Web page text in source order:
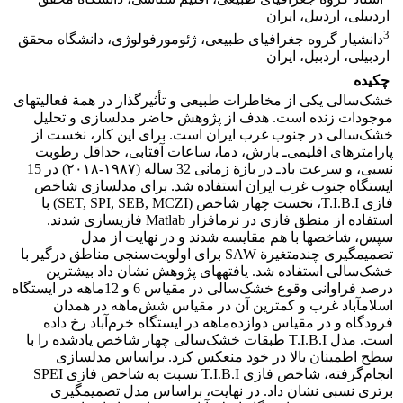
اردبیلی، اردبیل، ایران
3دانشیار گروه جغرافیای طبیعی، ژئومورفولوژی، دانشگاه محقق
اردبیلی، اردبیل، ایران
چکیده
خشک‌سالی یکی از مخاطرات طبیعی و تأثیرگذار در همة فعالیت‏های
موجودات زنده است. هدف از پژوهش حاضر مدل‏سازی و تحلیل
خشک‌سالی در جنوب ‏غرب ایران است. برای این کار، نخست از
پارامترهای اقلیمی‌ـ بارش، دما، ساعات آفتابی، حداقل رطوبت
نسبی، و سرعت باد‌ـ در بازة زمانی 32‌ ساله (۱۹۸۷-۲۰۱۸) در 15
ایستگاه جنوب ‏غرب ایران استفاده شد. برای مدل‏سازی شاخص
فازی T.I.B.I، نخست چهار شاخص (SET, SPI, SEB, MCZI) با
استفاده از منطق فازی در نرم‏افزار Matlab فازی‏سازی شدند.
سپس، شاخص‏ها با هم مقایسه شدند و در نهایت از مدل
تصمیم‏گیری چندمتغیرة SAW برای اولویت‌سنجی مناطق درگیر با
خشک‌سالی استفاده شد. یافته‏های پژوهش نشان داد بیشترین
درصد فراوانی وقوع خشک‌سالی در مقیاس 6 و 12ماهه در ایستگاه
اسلام‏آباد غرب و کمترین آن در مقیاس شش‌ماهه در همدان
فرودگاه و در مقیاس دوازده‌ماهه در ایستگاه خرم‌آباد رخ داده
است. مدل T.I.B.I طبقات خشک‌سالی چهار شاخص یادشده را با
سطح اطمینان بالا در خود منعکس کرد. براساس مدل‏سازی
انجام‌گرفته، شاخص فازی T.I.B.I نسبت به شاخص فازی SPEI
برتری نسبی نشان داد. در نهایت، براساس مدل تصمیم‏گیری